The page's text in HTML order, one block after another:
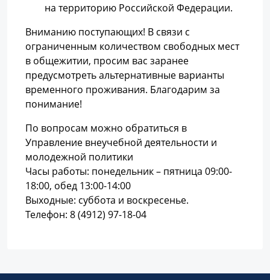
на территорию Российской Федерации.
Вниманию поступающих! В связи с
ограниченным количеством свободных мест
в общежитии, просим вас заранее
предусмотреть альтернативные варианты
временного проживания. Благодарим за
понимание!
По вопросам можно обратиться в
Управление внеучебной деятельности и
молодежной политики
Часы работы: понедельник – пятница 09:00-
18:00, обед 13:00-14:00
Выходные: суббота и воскресенье.
Телефон: 8 (4912) 97-18-04